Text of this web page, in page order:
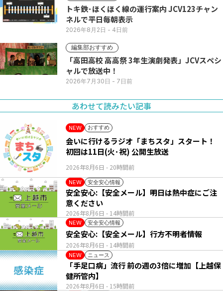
トキ鉄･ほくほく線の運行案内 JCV123チャン
ネルで平日毎朝表示
2026年8月2日 - 4日前
編集部おすすめ
「高田高校 高高祭 3年生演劇発表」JCVスペシ
ャルで放送中！
2026年7月30日 - 7日前
あわせて読みたい記事
NEW おすすめ
2026年8月6日 - 20時間前
会いに行けるラジオ「まちスタ」スタート！
初回は11日(火･祝) 公開生放送
NEW 安全安心情報
2026年8月6日 - 14時間前
安全安心:【安全メール】明日は熱中症にご注
意ください
NEW 安全安心情報
2026年8月6日 - 14時間前
安全安心:【安全メール】行方不明者情報
NEW ニュース
2026年8月6日 - 15時間前
「手足口病」流行 前の週の3倍に増加【上越保
健所管内】